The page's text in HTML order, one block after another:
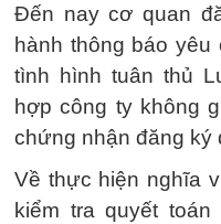
Đến nay cơ quan
hành thông báo
tình hình tuân thủ
hợp công ty không
chứng nhận đăng ký
Về thực hiện nghĩa
kiểm tra quyết